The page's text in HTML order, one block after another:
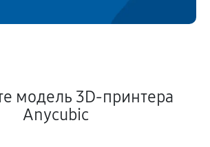
модель 3D-принтера
Anycubic